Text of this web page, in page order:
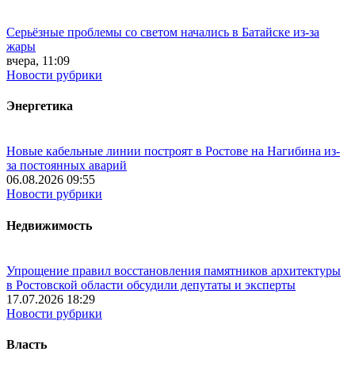
Серьёзные проблемы со светом начались в Батайске из-за
жары
вчера, 11:09
Новости рубрики
Энергетика
Новые кабельные линии построят в Ростове на Нагибина из-
за постоянных аварий
06.08.2026 09:55
Новости рубрики
Недвижимость
Упрощение правил восстановления памятников архитектуры
в Ростовской области обсудили депутаты и эксперты
17.07.2026 18:29
Новости рубрики
Власть